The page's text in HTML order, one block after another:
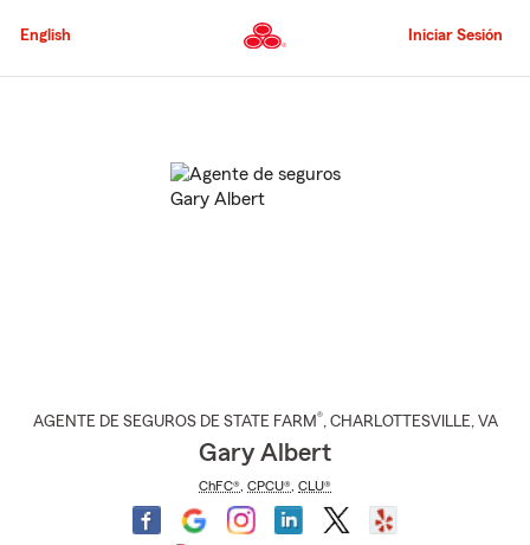
al
principal
English Iniciar Sesión
AGENTE DE SEGUROS DE STATE FARM®, CHARLOTTESVILLE, VA
Gary Albert
ChFC® CPCU® CLU®